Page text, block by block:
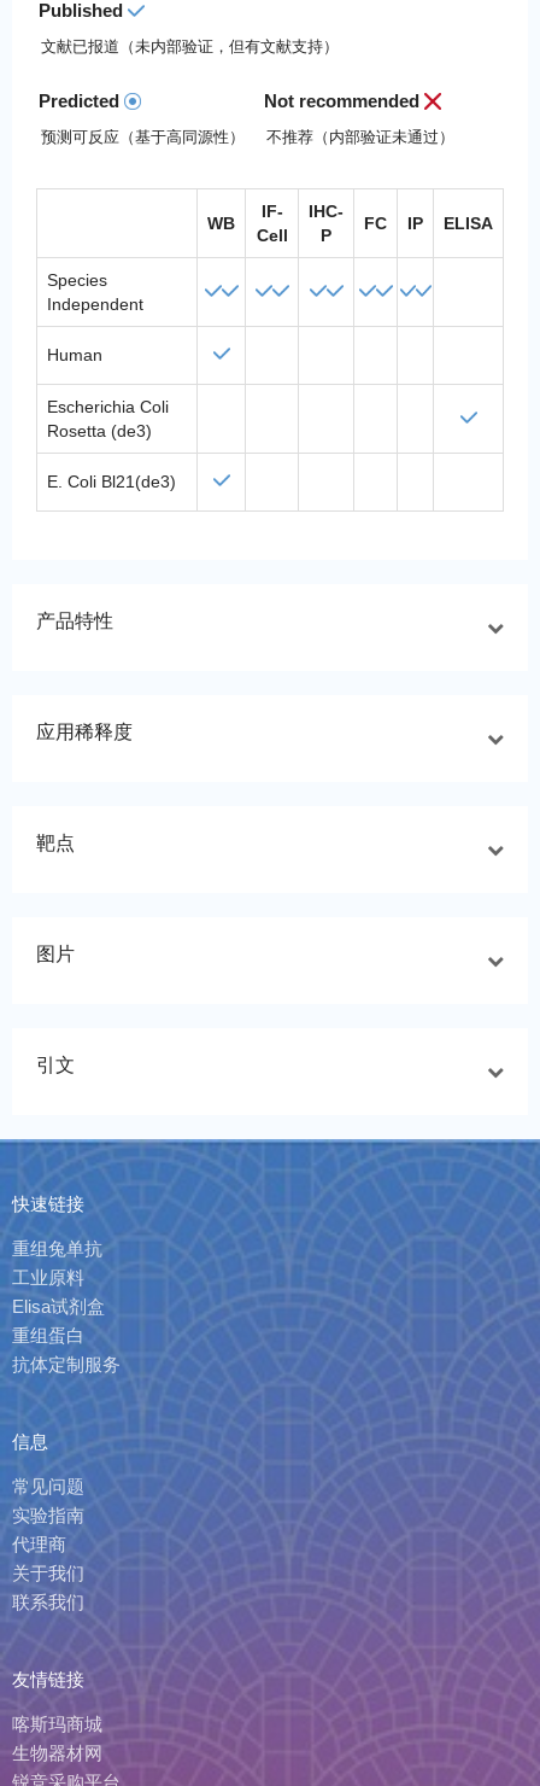
Published
文献已报道（未内部验证，但有文献支持）
Predicted
预测可反应（基于高同源性）
Not recommended
不推荐（内部验证未通过）
WB
IF-
Cell
IHC-
P
FC IP ELISA
Species
Independent
Human
Escherichia Coli
Rosetta (de3)
E. Coli Bl21(de3)
产品特性
应用稀释度
靶点
图片
引文
快速链接
重组兔单抗
工业原料
Elisa试剂盒
重组蛋白
抗体定制服务
信息
常见问题
实验指南
代理商
关于我们
联系我们
友情链接
喀斯玛商城
生物器材网